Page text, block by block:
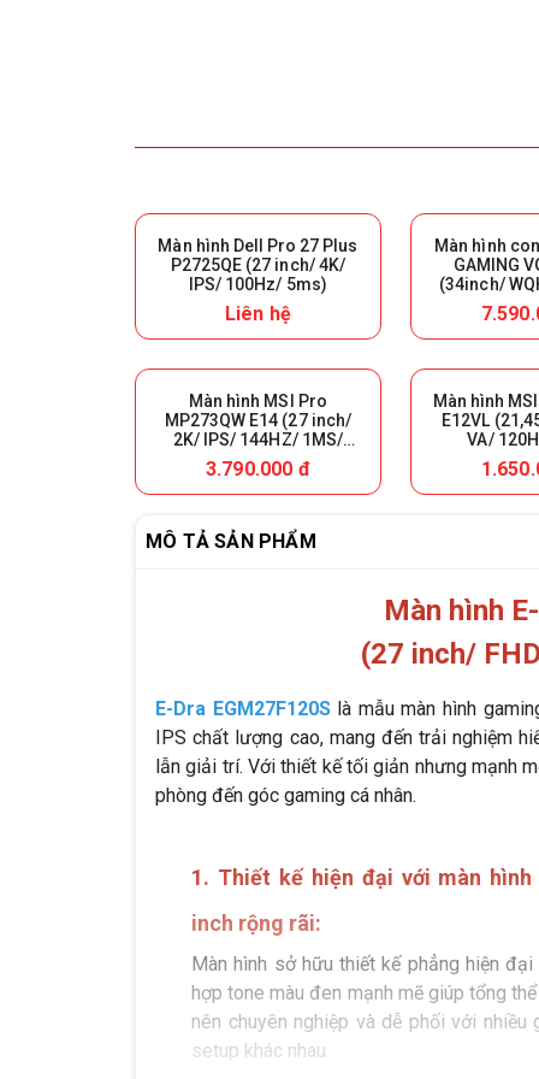
Màn hình Dell Pro 27 Plus
P2725QE (27 inch/ 4K/
IPS/ 100Hz/ 5ms)
Liên hệ
Màn hình
GAMING
(34inch/
200Hz/
Màn hình MSI Pro
MP273QW E14 (27 inch/
2K/ IPS/ 144HZ/ 1MS/
LOA)
3.790.000 đ
Màn hình
E12VL
VA/
MÔ TẢ SẢN PHẨM
Màn hình
(27 inch/
E-Dra EGM27F120Slà mẫu màn hình
IPS chất lượng cao, mang đến trải nghiệm
lẫn giải trí. Với thiết kế tối giản nhưng mạnh
phòng đến góc gaming cá nhân.
1. Thiết kế hiện đại với màn hình
inch rộng rãi:
Màn hình sở hữu thiết kế phẳng hiện đại
hợp tone màu đen mạnh mẽ giúp tổng
nên chuyên nghiệp và dễ phối với nhiều
setup khác nhau.